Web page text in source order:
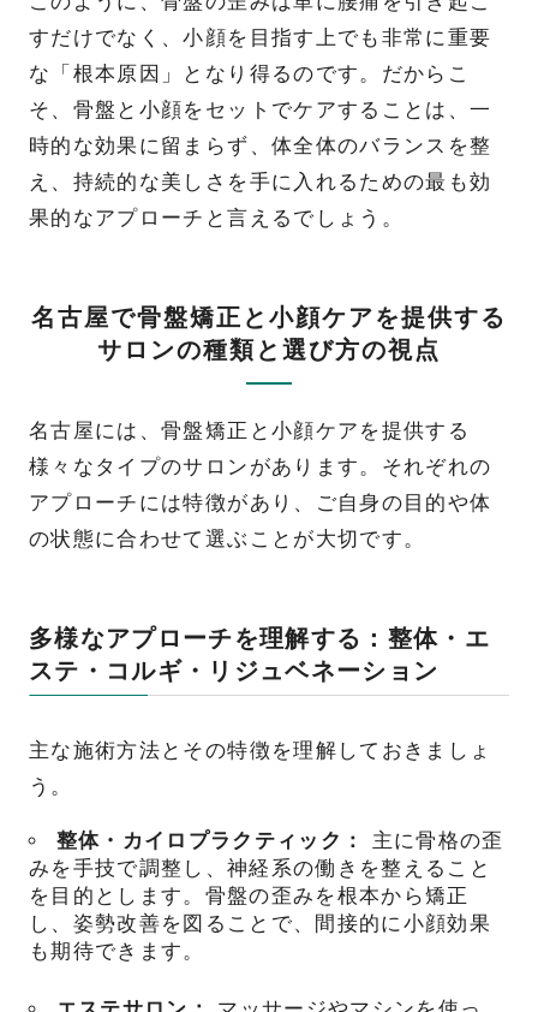
すだけでなく、小顔を目指す上でも非常に重要
な「根本原因」となり得るのです。だからこ
そ、骨盤と小顔をセットでケアすることは、一
時的な効果に留まらず、体全体のバランスを整
え、持続的な美しさを手に入れるための最も効
果的なアプローチと言えるでしょう。
名古屋で骨盤矯正と小顔ケアを提供する
サロンの種類と選び方の視点
名古屋には、骨盤矯正と小顔ケアを提供する
様々なタイプのサロンがあります。それぞれの
アプローチには特徴があり、ご自身の目的や体
の状態に合わせて選ぶことが大切です。
多様なアプローチを理解する：整体・エ
ステ・コルギ・リジュベネーション
主な施術方法とその特徴を理解しておきましょ
う。
整体・カイロプラクティック：
主に骨格の歪
みを手技で調整し、神経系の働きを整えること
を目的とします。骨盤の歪みを根本から矯正
し、姿勢改善を図ることで、間接的に小顔効果
も期待できます。